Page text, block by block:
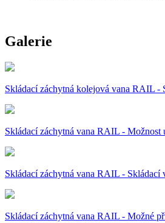
Galerie
Skládací záchytná kolejová vana RAIL -
Skládací záchytná vana RAIL - Možnost
Skládací záchytná vana RAIL - Skládací
Skládací záchytná vana RAIL - Možné